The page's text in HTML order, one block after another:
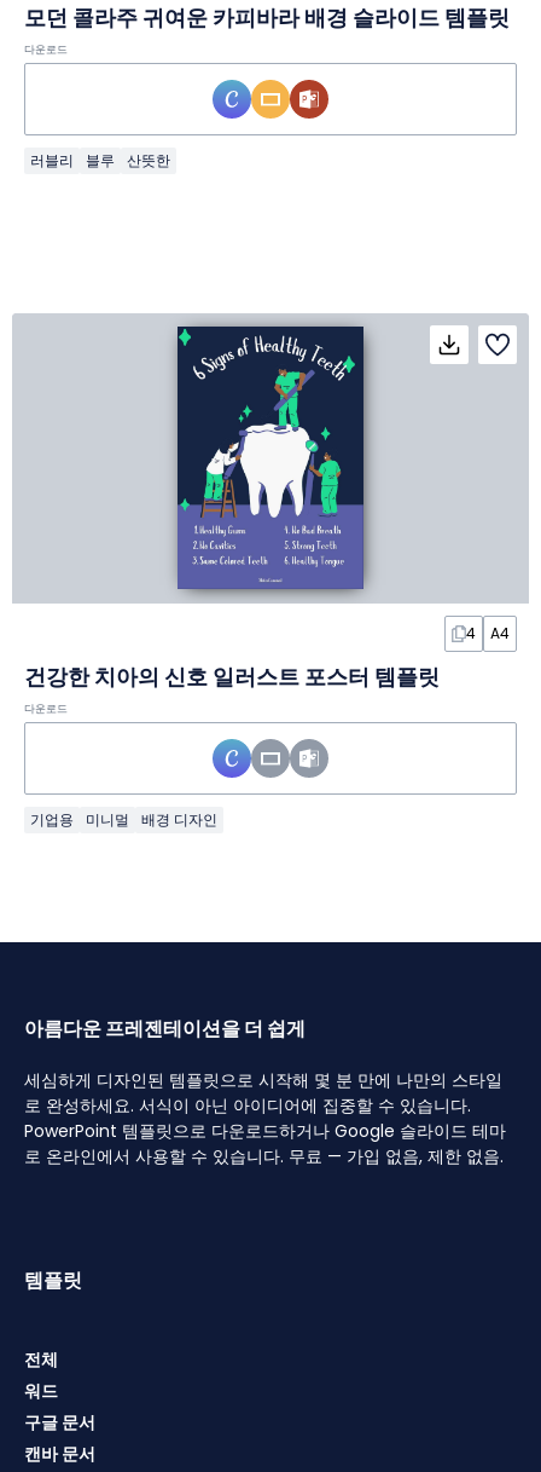
모던 콜라주 귀여운 카피바라 배경 슬라이드 템플릿
다운로드
러블리 블루 산뜻한
4 A4
건강한 치아의 신호 일러스트 포스터 템플릿
다운로드
기업용 미니멀 배경 디자인
아름다운 프레젠테이션을 더 쉽게
세심하게 디자인된 템플릿으로 시작해 몇 분 만에 나만의 스타일
로 완성하세요. 서식이 아닌 아이디어에 집중할 수 있습니다.
PowerPoint 템플릿으로 다운로드하거나 Google 슬라이드 테마
로 온라인에서 사용할 수 있습니다. 무료 — 가입 없음, 제한 없음.
템플릿
전체
워드
구글 문서
캔바 문서